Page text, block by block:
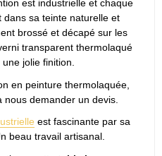
est industrielle et chaque
sa teinte naturelle et
brossé et décapé sur les
transparent thermolaqué
jolie finition.
en peinture thermolaquée,
demander un devis.
est fascinante par sa
beau travail artisanal.